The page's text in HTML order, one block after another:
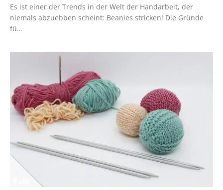
Es ist einer der Trends in der Welt der Handarbeit, der
niemals abzuebben scheint: Beanies stricken! Die Gründe
fü...